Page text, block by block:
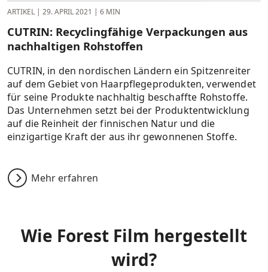
ARTIKEL | 29. APRIL 2021 | 6 MIN
CUTRIN: Recyclingfähige Verpackungen aus
nachhaltigen Rohstoffen
CUTRIN, in den nordischen Ländern ein Spitzenreiter
auf dem Gebiet von Haarpflegeprodukten, verwendet
für seine Produkte nachhaltig beschaffte Rohstoffe.
Das Unternehmen setzt bei der Produktentwicklung
auf die Reinheit der finnischen Natur und die
einzigartige Kraft der aus ihr gewonnenen Stoffe.
Mehr erfahren
Wie Forest Film hergestellt
wird?